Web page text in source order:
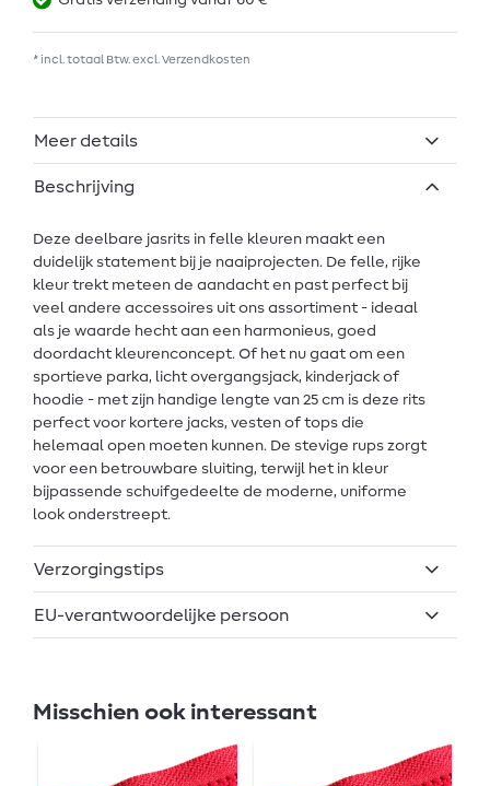
* incl. totaal Btw. excl.Verzendkosten
Meer details
Beschrijving
Deze deelbare jasrits in felle kleuren maakt een
duidelijk statement bij je naaiprojecten. De felle, rijke
kleur trekt meteen de aandacht en past perfect bij
veel andere accessoires uit ons assortiment - ideaal
als je waarde hecht aan een harmonieus, goed
doordacht kleurenconcept. Of het nu gaat om een
sportieve parka, licht overgangsjack, kinderjack of
hoodie - met zijn handige lengte van 25 cm is deze rits
perfect voor kortere jacks, vesten of tops die
helemaal open moeten kunnen. De stevige rups zorgt
voor een betrouwbare sluiting, terwijl het in kleur
bijpassende schuifgedeelte de moderne, uniforme
look onderstreept.
Verzorgingstips
EU-verantwoordelijke persoon
Misschien ook interessant